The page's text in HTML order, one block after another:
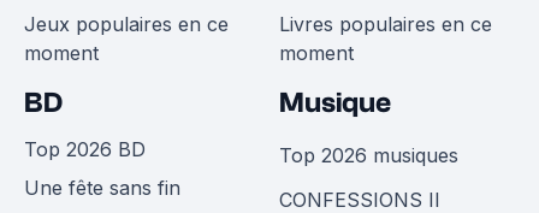
Jeux populaires en ce
moment
Livres populaires en ce
moment
BD
Top 2026 BD
Une fête sans fin
Musique
Top 2026 musiques
CONFESSIONS II